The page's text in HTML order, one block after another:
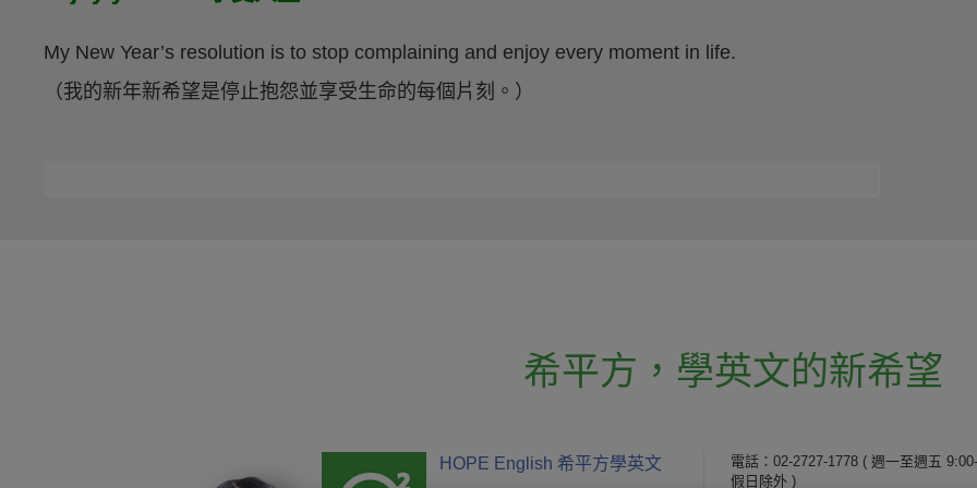
My New Year’s resolution is to stop complaining and enjoy every moment in life.
（我的新年新希望是停止抱怨並享受生命的每個片刻。）
希平方 ， 學英文的新希望
HOPE English 希平方學英文 電話：02-2727-1778 ( 週一至週五
假日除外 )